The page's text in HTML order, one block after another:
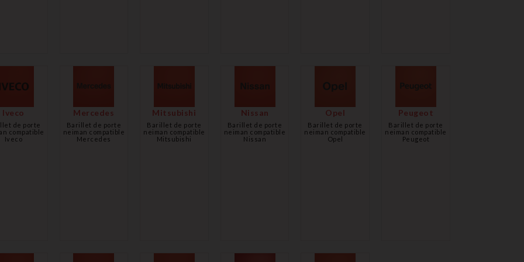
Iveco
de porte
compatible
Iveco
Mercedes
Barillet de porte
neiman compatible
Mercedes
Mitsubishi
Barillet de porte
neiman compatible
Mitsubishi
Nissan
Barillet de porte
neiman compatible
Nissan
Opel
Barillet de porte
neiman compatible
Opel
Peugeot
Barillet de porte
neiman compatible
Peugeot